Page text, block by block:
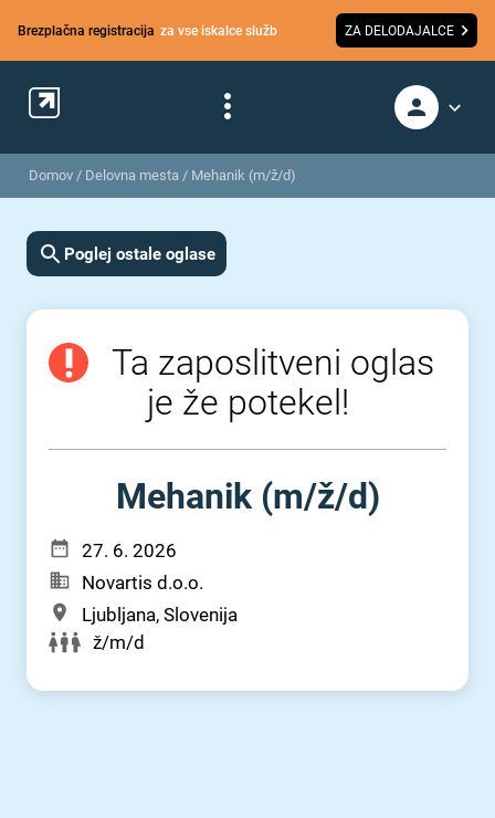
Brezplačna registracija za vse iskalce služb ZA DELODAJALCE
Domov / Delovna mesta / Mehanik (m/ž/d)
Poglej ostale oglase
Ta zaposlitveni oglas
je že potekel!
Mehanik (m⁠/⁠ž⁠/⁠d)
27. 6. 2026
Novartis d.o.o.
Ljubljana, Slovenija
ž/m/d